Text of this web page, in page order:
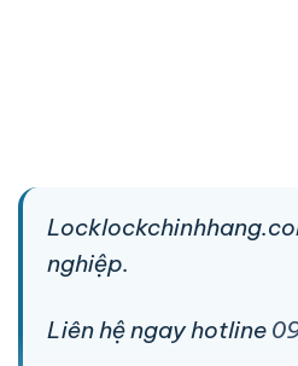
nghiệp.
Liên hệ ngay hotline